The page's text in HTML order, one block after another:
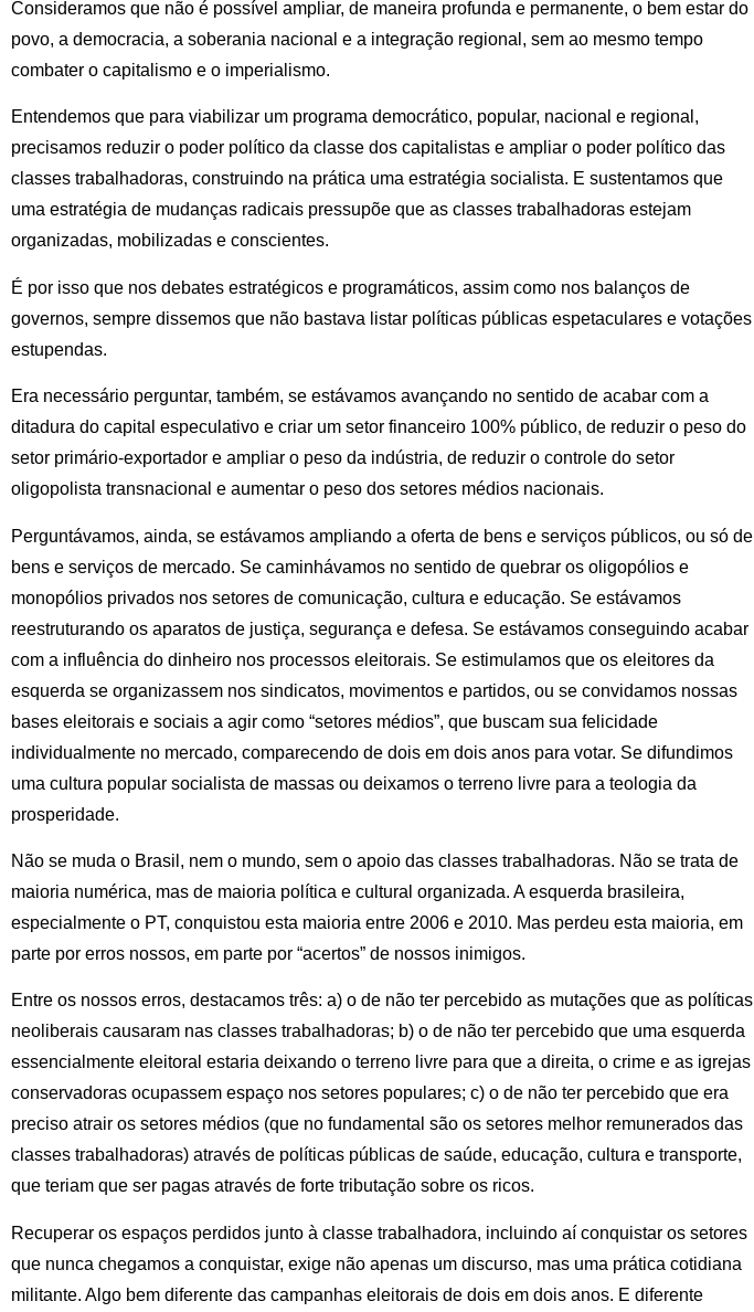
Consideramos que não é possível ampliar, de maneira profunda e permanente, o bem estar do
povo, a democracia, a soberania nacional e a integração regional, sem ao mesmo tempo
combater o capitalismo e o imperialismo.
Entendemos que para viabilizar um programa democrático, popular, nacional e regional,
precisamos reduzir o poder político da classe dos capitalistas e ampliar o poder político das
classes trabalhadoras, construindo na prática uma estratégia socialista. E sustentamos que
uma estratégia de mudanças radicais pressupõe que as classes trabalhadoras estejam
organizadas, mobilizadas e conscientes.
É por isso que nos debates estratégicos e programáticos, assim como nos balanços de
governos, sempre dissemos que não bastava listar políticas públicas espetaculares e votações
estupendas.
Era necessário perguntar, também, se estávamos avançando no sentido de acabar com a
ditadura do capital especulativo e criar um setor financeiro 100% público, de reduzir o peso do
setor primário-exportador e ampliar o peso da indústria, de reduzir o controle do setor
oligopolista transnacional e aumentar o peso dos setores médios nacionais.
Perguntávamos, ainda, se estávamos ampliando a oferta de bens e serviços públicos, ou só de
bens e serviços de mercado. Se caminhávamos no sentido de quebrar os oligopólios e
monopólios privados nos setores de comunicação, cultura e educação. Se estávamos
reestruturando os aparatos de justiça, segurança e defesa. Se estávamos conseguindo acabar
com a influência do dinheiro nos processos eleitorais. Se estimulamos que os eleitores da
esquerda se organizassem nos sindicatos, movimentos e partidos, ou se convidamos nossas
bases eleitorais e sociais a agir como “setores médios”, que buscam sua felicidade
individualmente no mercado, comparecendo de dois em dois anos para votar. Se difundimos
uma cultura popular socialista de massas ou deixamos o terreno livre para a teologia da
prosperidade.
Não se muda o Brasil, nem o mundo, sem o apoio das classes trabalhadoras. Não se trata de
maioria numérica, mas de maioria política e cultural organizada. A esquerda brasileira,
especialmente o PT, conquistou esta maioria entre 2006 e 2010. Mas perdeu esta maioria, em
parte por erros nossos, em parte por “acertos” de nossos inimigos.
Entre os nossos erros, destacamos três: a) o de não ter percebido as mutações que as políticas
neoliberais causaram nas classes trabalhadoras; b) o de não ter percebido que uma esquerda
essencialmente eleitoral estaria deixando o terreno livre para que a direita, o crime e as igrejas
conservadoras ocupassem espaço nos setores populares; c) o de não ter percebido que era
preciso atrair os setores médios (que no fundamental são os setores melhor remunerados das
classes trabalhadoras) através de políticas públicas de saúde, educação, cultura e transporte,
que teriam que ser pagas através de forte tributação sobre os ricos.
Recuperar os espaços perdidos junto à classe trabalhadora, incluindo aí conquistar os setores
que nunca chegamos a conquistar, exige não apenas um discurso, mas uma prática cotidiana
militante. Algo bem diferente das campanhas eleitorais de dois em dois anos. E diferente